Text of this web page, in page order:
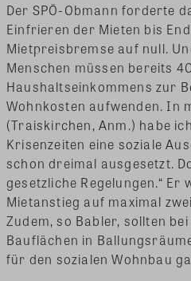
Der SPÖ-Obmann forderte
Einfrieren der Mieten bis
Mietpreisbremse auf null.
Menschen müssen bereits
Haushaltseinkommens zur
Wohnkosten aufwenden. In
(Traiskirchen, Anm.) habe
Krisenzeiten eine soziale
schon dreimal ausgesetzt.
gesetzliche Regelungen.“ Er
Mietanstieg auf maximal
Zudem, so Babler, sollten
Bauflächen in
für den sozialen Wohnbau